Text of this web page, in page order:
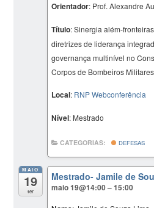
Orientador: Prof. Alexandre
Título: Sinergia além-
diretrizes de liderança
governança multinível no
Corpos de Bombeiros
Local: RNP Webconferência
Nível: Mestrado
CATEGORIAS: DEFESAS
MAIO
19
ter
Mestrado- Jamile de
maio 19@14:00 – 15:00